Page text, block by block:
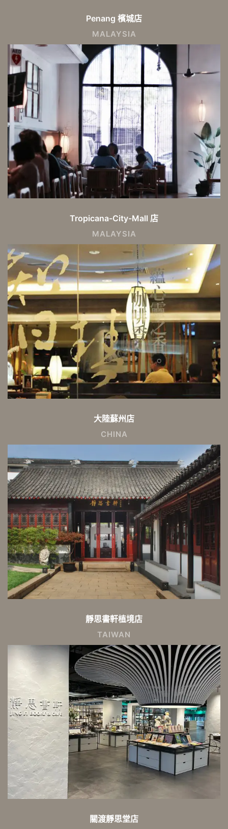
Penang 檳城店
MALAYSIA
Tropicana-City-Mall 店
MALAYSIA
大陸蘇州店
CHINA
靜思書軒植境店
TAIWAN
關渡靜思堂店